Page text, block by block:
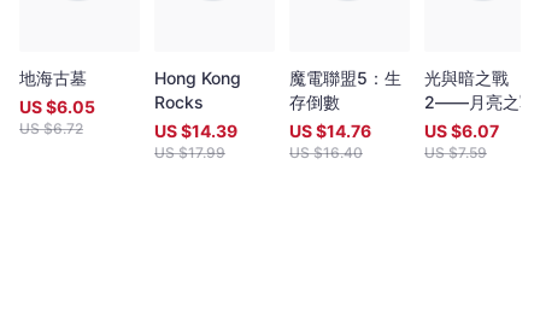
地海古墓
US $6.05
US $6.72
Hong Kong
Rocks
US $14.39
US $17.99
魔電聯盟5：生
存倒數
US $14.76
US $16.40
光與暗之戰
2――月亮之戰
US $6.07
US $7.59